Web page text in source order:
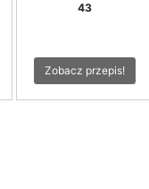
43
Zobacz przepis!